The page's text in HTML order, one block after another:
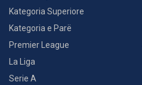
Kategoria Superiore
Kategoria e Parë
Premier League
La Liga
Serie A